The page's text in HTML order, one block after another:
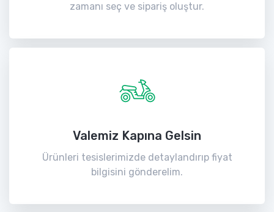
zamanı seç ve sipariş oluştur.
Valemiz Kapına Gelsin
Ürünleri tesislerimizde detaylandırıp fiyat
bilgisini gönderelim.